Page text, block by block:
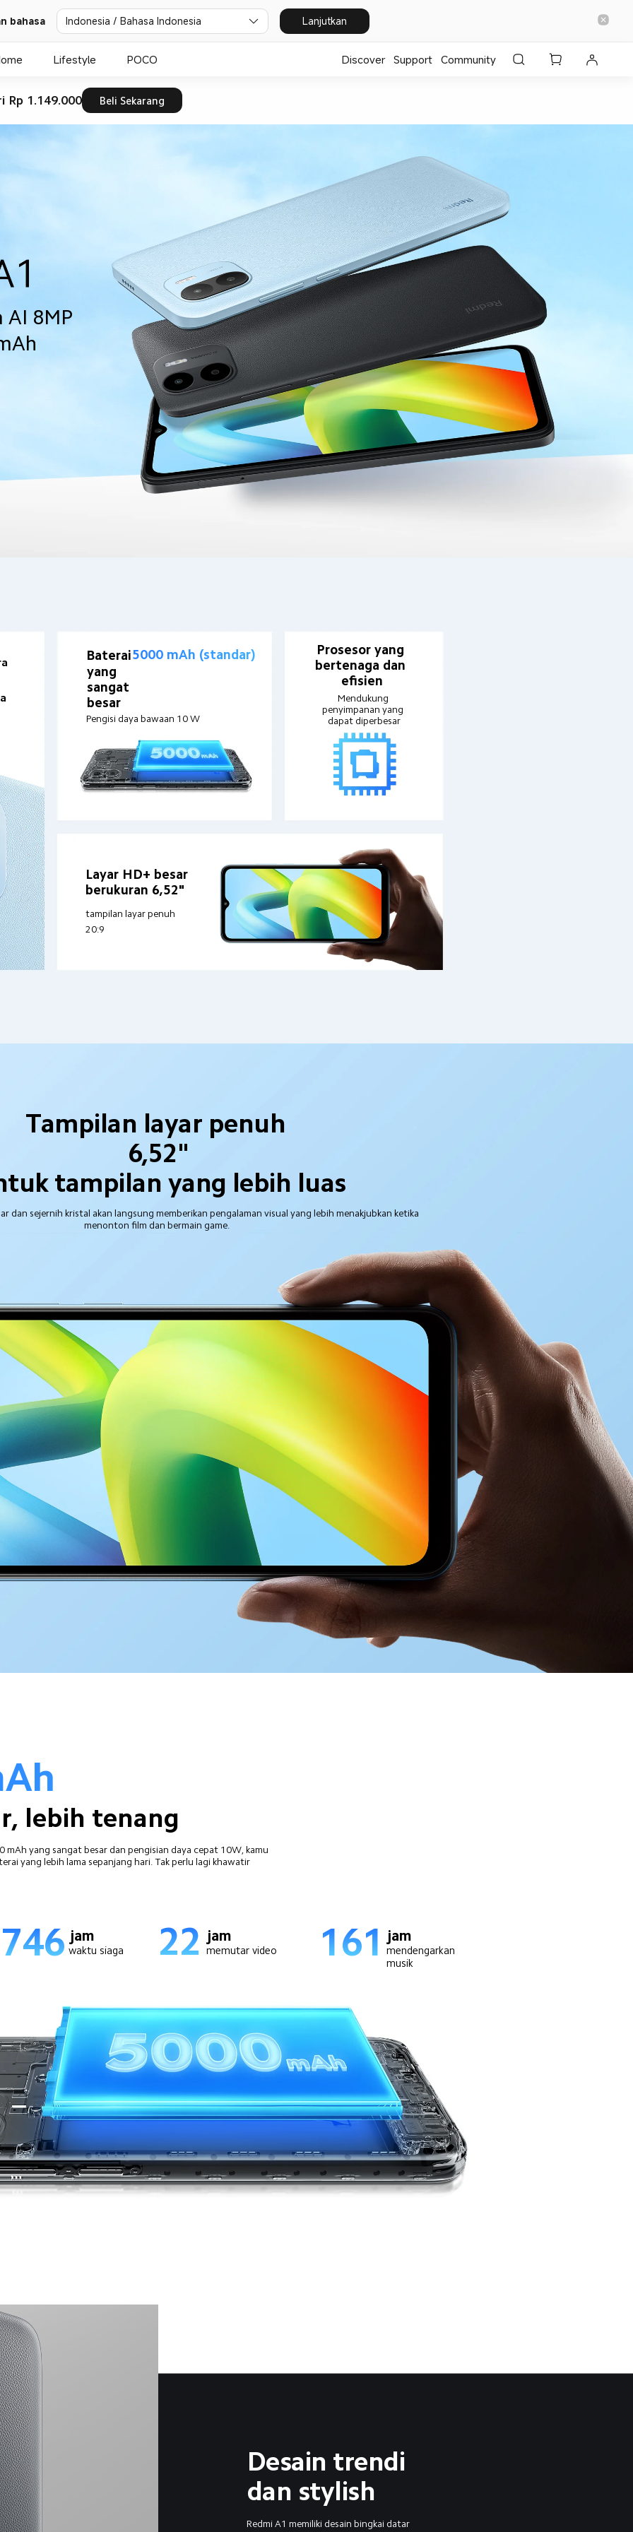
bahasa Indonesia / Bahasa Indonesia Lanjutkan
Lifestyle POCO Discover Support Community
Rp 1.149.000 Beli Sekarang
AI 8MP
Baterai5000 mAh (standar)
yang
sangat
besar
Pengisi daya bawaan 10 W
Prosesor yang
bertenaga dan
efisien
Mendukung
penyimpanan yang
dapat diperbesar
Layar HD+ besar
berukuran 6,52"
tampilan layar penuh
20:9
Tampilan layar penuh
6,52"
tampilan yang lebih luas
dan sejernih kristal akan langsung memberikan pengalaman visual yang lebih menakjubkan ketika
menonton film dan bermain game.
lebih tenang
mAh yang sangat besar dan pengisian daya cepat 10W, kamu
yang lebih lama sepanjang hari. Tak perlu lagi khawatir
746 jam
waktu siaga 22 jam
memutar video 161 jam
mendengarkan
musik
Desain trendi
dan stylish
Redmi A1 memiliki desain bingkai datar